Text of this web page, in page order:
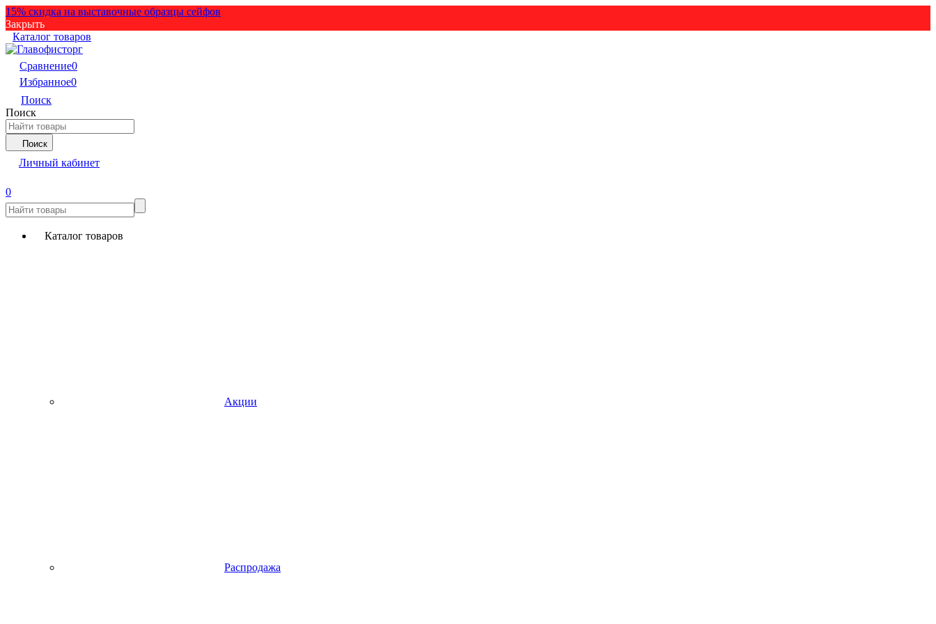
15% скидка на выставочные образцы сейфов
Закрыть
Каталог товаров
Сравнение0
Избранное0
Поиск
Поиск
Поиск
Личный кабинет
0
Каталог товаров
Акции
Распродажа